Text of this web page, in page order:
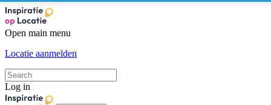
Open main menu
Locatie aanmelden
Log in